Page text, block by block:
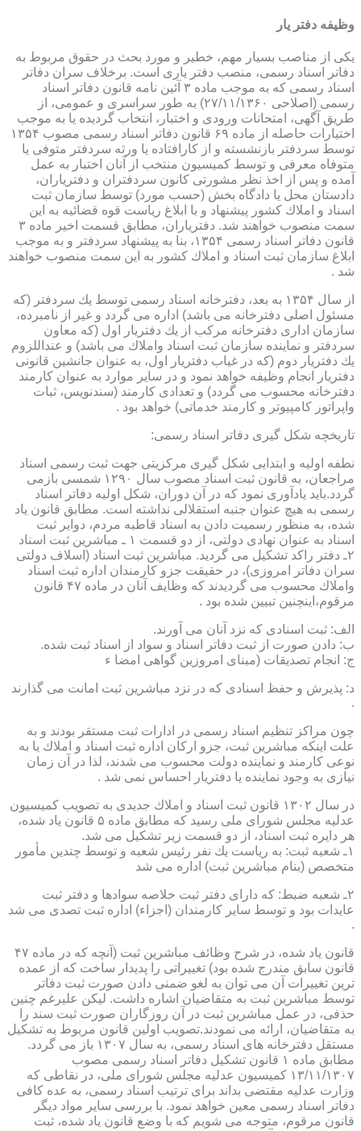
وظیفه دفتر یار
یكی از مناصب بسیار مهم، خطیر و مورد بحث در حقوق مربوط به
دفاتر اسناد رسمی، منصب دفتر یاری است. برخلاف سران دفاتر
اسناد رسمی كه به موجب ماده ۳ آئین نامه قانون دفاتر اسناد
رسمی (اصلاحی ۲۷/۱۱/۱۳۶۰) به طور سراسری و عمومی، از
طریق آگهی، امتحانات ورودی و اختبار، انتخاب گردیده یا به موجب
اختیارات حاصله از ماده ۶۹ قانون دفاتر اسناد رسمی مصوب ۱۳۵۴
توسط سردفتر بازنشسته و از كارافتاده یا ورثه سردفتر متوفی یا
متوفاه معرفی و توسط كمیسیون منتخب از آنان اختبار به عمل
آمده و پس از اخذ نظر مشورتی كانون سردفتران و دفتریاران،
دادستان محل یا دادگاه بخش (حسب مورد) توسط سازمان ثبت
اسناد و املاك كشور پیشنهاد و با ابلاغ ریاست قوه قضائیه به این
سمت منصوب خواهند شد. دفتریاران، مطابق قسمت اخیر ماده ۳
قانون دفاتر اسناد رسمی ۱۳۵۴، بنا به پیشنهاد سردفتر و به موجب
ابلاغ سازمان ثبت اسناد و املاك كشور به این سمت منصوب خواهند
شد .
از سال ۱۳۵۴ به بعد، دفترخانه اسناد رسمی توسط یك سردفتر (كه
مسئول اصلی دفترخانه می باشد) اداره می گردد و غیر از نامبرده،
سازمان اداری دفترخانه مركب از یك دفتریار اول (كه معاون
سردفتر و نماینده سازمان ثبت اسناد واملاك می باشد) و عنداللزوم
یك دفتریار دوم (كه در غیاب دفتریار اول، به عنوان جانشین قانونی
دفتریار انجام وظیفه خواهد نمود و در سایر موارد به عنوان كارمند
دفترخانه محسوب می گردد) و تعدادی كارمند (سندنویس، ثبات
واپراتور كامپیوتر و كارمند خدماتی) خواهد بود .
تاریخچه شكل گیری دفاتر اسناد رسمی:
نطفه اولیه و ابتدایی شكل گیری مركزیتی جهت ثبت رسمی اسناد
مراجعان، به قانون ثبت اسناد مصوب سال ۱۲۹۰ شمسی بازمی
گردد.باید یادآوری نمود كه در آن دوران، شكل اولیه دفاتر اسناد
رسمی به هیچ عنوان جنبه استقلالی نداشته است. مطابق قانون یاد
شده، به منظور رسمیت دادن به اسناد قاطبه مردم، دوایر ثبت
اسناد به عنوان نهادی دولتی، از دو قسمت ۱ ـ مباشرین ثبت اسناد
۲ـ دفتر راكد تشكیل می گردید. مباشرین ثبت اسناد (اسلاف دولتی
سران دفاتر امروزی)، در حقیقت جزو كارمندان اداره ثبت اسناد
واملاك محسوب می گردیدند كه وظایف آنان در ماده ۴۷ قانون
مرقوم،اینچنین تبیین شده بود .
الف: ثبت اسنادی كه نزد آنان می آورند.
ب: دادن صورت از ثبت دفاتر اسناد و سواد از اسناد ثبت شده.
ج: انجام تصدیقات (مبنای امروزین گواهی امضا ء
د: پذیرش و حفظ اسنادی كه در نزد مباشرین ثبت امانت می گذارند
.
چون مراكز تنظیم اسناد رسمی در ادارات ثبت مستقر بودند و به
علت اینكه مباشرین ثبت، جزو اركان اداره ثبت اسناد و املاك یا به
نوعی كارمند و نماینده دولت محسوب می شدند، لذا در آن زمان
نیازی به وجود نماینده یا دفتریار احساس نمی شد .
در سال ۱۳۰۲ قانون ثبت اسناد و املاك جدیدی به تصویب كمیسیون
عدلیه مجلس شورای ملی رسید كه مطابق ماده ۵ قانون یاد شده،
هر دایره ثبت اسناد، از دو قسمت زیر تشكیل می شد.
۱ـ شعبه ثبت: به ریاست یك نفر رئیس شعبه و توسط چندین مأمور
متخصص (بنام مباشرین ثبت) اداره می شد
۲ـ شعبه ضبط: كه دارای دفتر ثبت خلاصه سوادها و دفتر ثبت
عایدات بود و توسط سایر كارمندان (اجزاء) اداره ثبت تصدی می شد
.
قانون یاد شده، در شرح وظائف مباشرین ثبت (آنچه كه در ماده ۴۷
قانون سابق مندرج شده بود) تغییراتی را پدیدار ساخت كه از عمده
ترین تغییرات آن می توان به لغو ضمنی دادن صورت ثبت دفاتر
توسط مباشرین ثبت به متقاضیان اشاره داشت. لیكن علیرغم چنین
حذفی، در عمل مباشرین ثبت در آن روزگاران صورت ثبت سند را
به متقاضیان، ارائه می نمودند.تصویب اولین قانون مربوط به تشكیل
مستقل دفترخانه های اسناد رسمی، به سال ۱۳۰۷ باز می گردد.
مطابق ماده ۱ قانون تشكیل دفاتر اسناد رسمی مصوب
۱۳/۱۱/۱۳۰۷ كمیسیون عدلیه مجلس شورای ملی، در نقاطی كه
وزارت عدلیه مقتضی بداند برای ترتیب اسناد رسمی، به عده كافی
دفاتر اسناد رسمی معین خواهد نمود. با بررسی سایر مواد دیگر
قانون مرقوم، متوجه می شویم كه با وضع قانون یاد شده، ثبت